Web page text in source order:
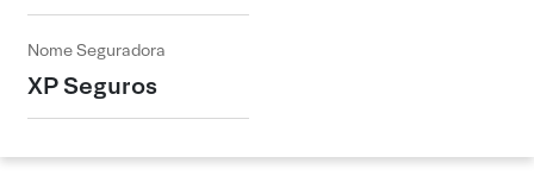
Nome Seguradora
XP Seguros